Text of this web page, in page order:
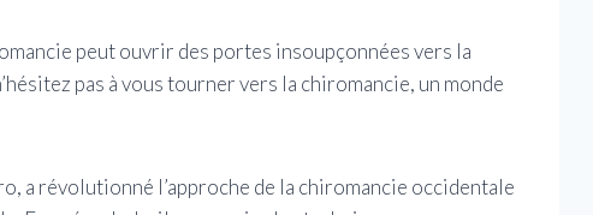
peut ouvrir des portes insoupçonnées vers la
pas à vous tourner vers la chiromancie, un monde
a révolutionné l’approche de la chiromancie occidentale